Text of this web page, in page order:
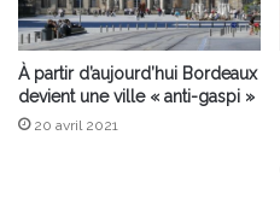
À partir d’aujourd’hui Bordeaux
devient une ville « anti-gaspi »
20 avril 2021